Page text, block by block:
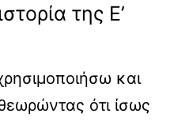
της Ε’
και
ότι ίσως